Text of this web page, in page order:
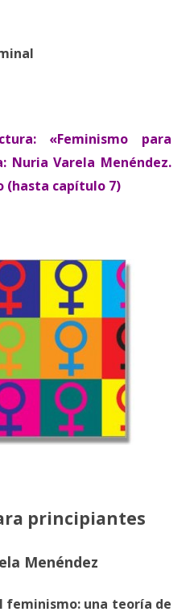
«Feminismo para
Nuria Varela Menéndez.
(hasta capítulo 7)
principiantes
Menéndez
feminismo: una teoría de